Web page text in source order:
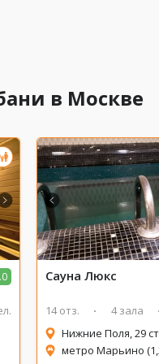
в Москве
Сауна Люкс
14 отз. 4 зала
Нижние Поля, 29
метро Марьино